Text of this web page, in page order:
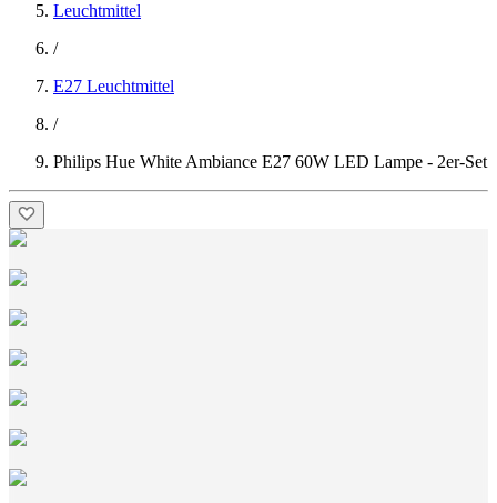
Leuchtmittel
/
E27 Leuchtmittel
/
Philips Hue White Ambiance E27 60W LED Lampe - 2er-Set